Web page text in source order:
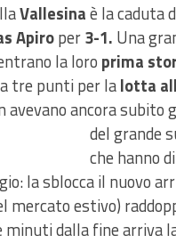
Vallesinaè la caduta
Apiroper3-1. Una
la loro prima
tre punti per lalotta
avevano ancora subito
del grande
che hanno
la sblocca il nuovo
mercato estivo)
dalla fine arriva